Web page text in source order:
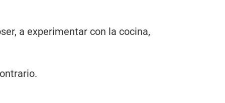
a experimentar con la cocina,